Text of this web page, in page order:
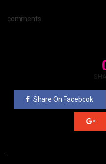
comments
Share On Facebook